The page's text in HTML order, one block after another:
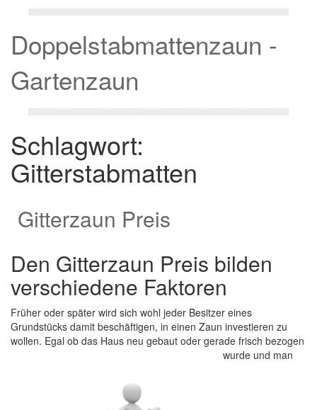
Doppelstabmattenzaun -
Gartenzaun
Schlagwort:
Gitterstabmatten
Gitterzaun Preis
Den Gitterzaun Preis bilden
verschiedene Faktoren
Früher oder später wird sich wohl jeder Besitzer eines
Grundstücks damit beschäftigen, in einen Zaun investieren zu
wollen. Egal ob das Haus neu gebaut oder gerade frisch bezogen
wurde und man